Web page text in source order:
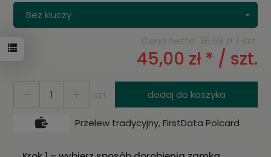
Bez kluczy
Cena netto: 36,59 zł / szt.
45,00 zł * / szt.
szt. dodaj do koszyka
Przelew tradycyjny, FirstData Polcard